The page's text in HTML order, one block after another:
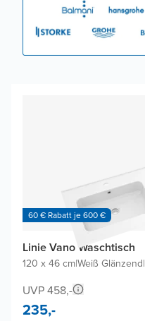
60 € Rabatt je 600 €
Linie Vano Waschtisch
120 x 46 cm|Weiß Glänzend|
UVP 458,-
235,-